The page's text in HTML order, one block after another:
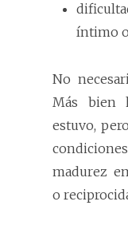
íntimo
No
Más bien
estuvo,
madurez
o